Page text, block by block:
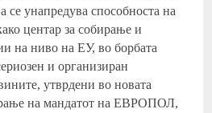
се унапредува способноста на
центар за собирање и
на ниво на ЕУ, во борбата
и организиран
утврдени во новата
на мандатот на ЕВРОПОЛ,